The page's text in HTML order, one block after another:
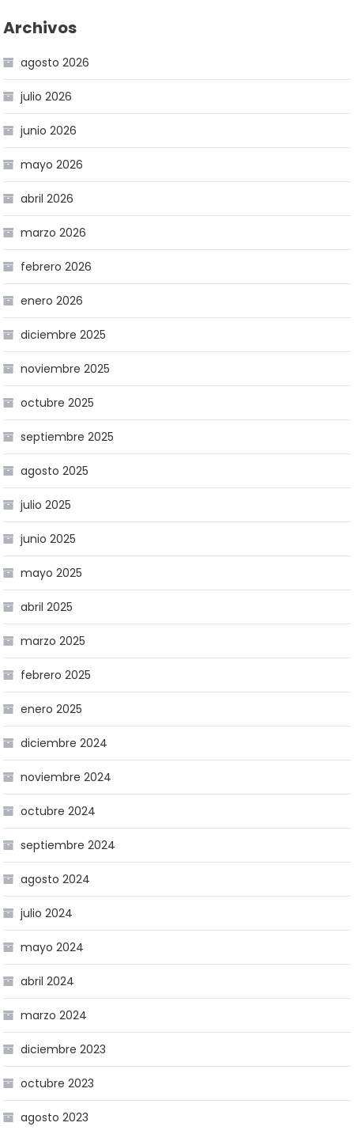
Archivos
agosto 2026
julio 2026
junio 2026
mayo 2026
abril 2026
marzo 2026
febrero 2026
enero 2026
diciembre 2025
noviembre 2025
octubre 2025
septiembre 2025
agosto 2025
julio 2025
junio 2025
mayo 2025
abril 2025
marzo 2025
febrero 2025
enero 2025
diciembre 2024
noviembre 2024
octubre 2024
septiembre 2024
agosto 2024
julio 2024
mayo 2024
abril 2024
marzo 2024
diciembre 2023
octubre 2023
agosto 2023